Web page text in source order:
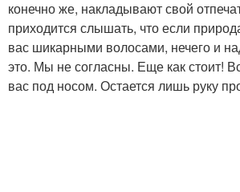
конечно же, накладывают свой
приходится слышать, что если
вас шикарными волосами, нечего и
это. Мы не согласны. Еще как стоит!
вас под носом. Остается лишь руку